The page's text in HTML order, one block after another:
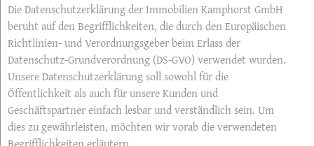
Die Datenschutzerklärung der Immobilien Kamphorst GmbH
beruht auf den Begrifflichkeiten, die durch den Europäischen
Richtlinien- und Verordnungsgeber beim Erlass der
Datenschutz-Grundverordnung (DS-GVO) verwendet wurden.
Unsere Datenschutzerklärung soll sowohl für die
Öffentlichkeit als auch für unsere Kunden und
Geschäftspartner einfach lesbar und verständlich sein. Um
dies zu gewährleisten, möchten wir vorab die verwendeten